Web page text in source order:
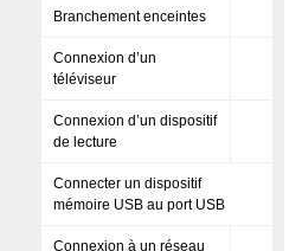
Branchement enceintes
Connexion d’un
téléviseur
Connexion d’un dispositif
de lecture
Connecter un dispositif
mémoire USB au port USB
Connexion à un réseau